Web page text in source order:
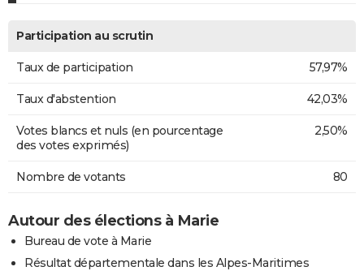
Participation au scrutin
Taux de participation 57,97%
Taux d'abstention 42,03%
Votes blancs et nuls (en pourcentage
des votes exprimés)
2,50%
Nombre de votants 80
Autour des élections à Marie
Bureau de vote à Marie
Résultat départementale dans les Alpes-Maritimes